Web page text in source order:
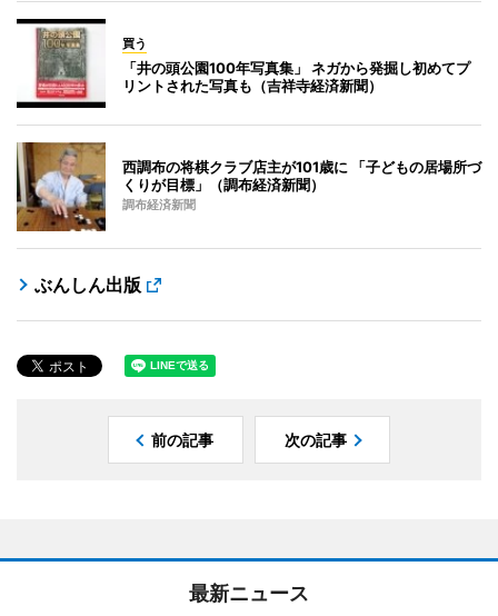
買う
「井の頭公園100年写真集」 ネガから発掘し初めてプ
リントされた写真も（吉祥寺経済新聞）
西調布の将棋クラブ店主が101歳に 「子どもの居場所づ
くりが目標」（調布経済新聞）
調布経済新聞
ぶんしん出版
前の記事 次の記事
最新ニュース